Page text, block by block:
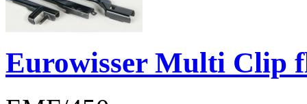
Eurowisser Multi Clip